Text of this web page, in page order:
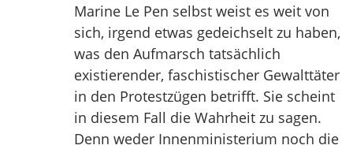
Marine Le Pen selbst weist es weit von
sich, irgend etwas gedeichselt zu haben,
was den Aufmarsch tatsächlich
existierender, faschistischer Gewalttäter
in den Protestzügen betrifft. Sie scheint
in diesem Fall die Wahrheit zu sagen.
Denn weder Innenministerium noch die